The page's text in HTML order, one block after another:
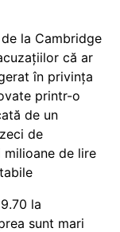
la Cambridge
că ar
în privința
printr-o
de un
de
milioane de lire
la
sunt mari